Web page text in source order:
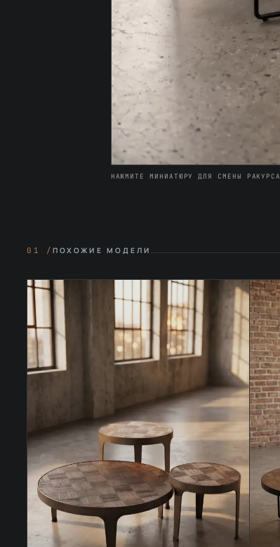
НАЖМИТЕ МИНИАТЮРУ ДЛЯ СМЕНЫ РАКУРСА
01 /ПОХОЖИЕ МОДЕЛИ